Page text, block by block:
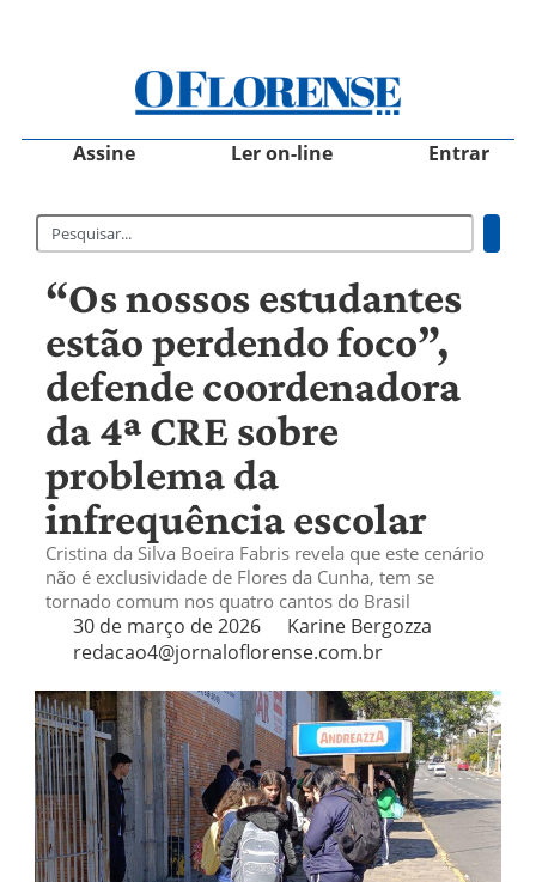
Assine Ler on-line Entrar
“Os nossos estudantes
estão perdendo foco”,
defende coordenadora
da 4ª CRE sobre
problema da
infrequência escolar
Cristina da Silva Boeira Fabris revela que este cenário
não é exclusividade de Flores da Cunha, tem se
tornado comum nos quatro cantos do Brasil
30 de março de 2026
Karine Bergozza
redacao4@jornaloflorense.com.br